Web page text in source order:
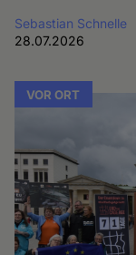
Sebastian Schnelle
28.07.2026
VOR ORT